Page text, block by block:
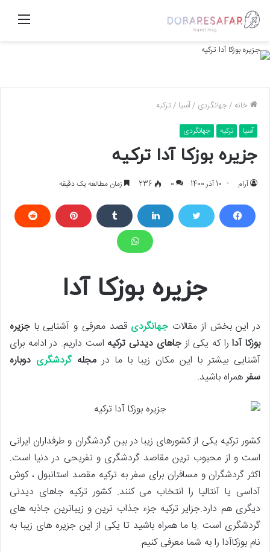
منو
خانه /جهانگردی /آسیا /ترکیه
آسیا ترکیه جهانگردی
جزیره بوزکا آدا ترکیه
آرام 10 آذر 1400 0
236 زمان مطالعه یک دقیقه
جزیره بوزکا آدا
در این بخش از مقالات جهانگردی قصد معرفی و آشنایی با جزیره
بوزکا آدا را که یکی ازجاهای دیدنی ترکیه است داریم. در ادامه برای
آشنایی بیشتر با این مکان زیبا با ما در مجلهگردشگری دوباره
سفرهمراه باشید.
کشور ترکیه یکی از کشورهای زیبا در بین گردشگران و طرفداران ایرانی
است و از محبوب ترین مقاصد گردشگری و تفریحی در دنیا است.
اکثر گردشگران و مسافران برای سفر به ترکیه مقصد استانبول ، کوش
آداسی یا آنتالیا را انتخاب می کنند. کشور ترکیه جاهای دیدنی
دیگری هم دارد.جزایر ترکیه جزء جذاب ترین و زیباترین جاذبه های
گردشگری است .با ما همراه باشید تا یکی از این جزیره های زیبا به
نام بوزکاآدا را به شما معرفی کنیم.